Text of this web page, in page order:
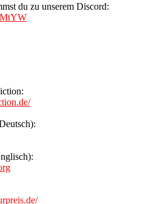
du zu unserem Discord: